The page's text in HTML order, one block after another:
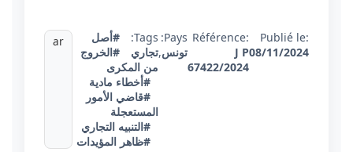
Publié le:
08/11/2024
Référence:
J P
67422/2024
Pays:
تونس,
Tags:
#أصل
تجاري
#الخروج
من المكرى
#أخطاء مادية
#قاضي الأمور
المستعجلة
#التنبيه التجاري
#ظاهر المؤيدات
ar